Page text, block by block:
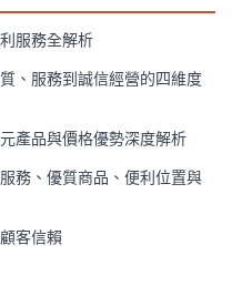
服務全解析
、服務到誠信經營的四維度
產品與價格優勢深度解析
務、優質商品、便利位置與
客信賴